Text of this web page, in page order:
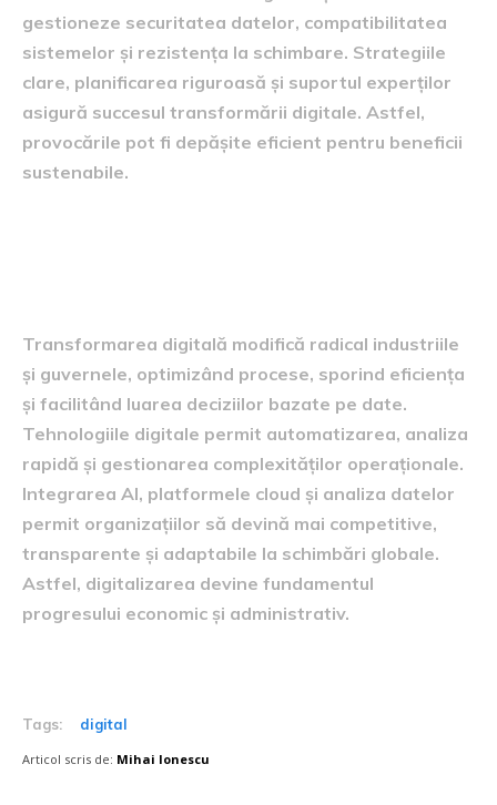
gestioneze securitatea datelor, compatibilitatea
sistemelor și rezistența la schimbare. Strategiile
clare, planificarea riguroasă și suportul experților
asigură succesul transformării digitale. Astfel,
provocările pot fi depășite eficient pentru beneficii
sustenabile.
Transformarea digitală modifică radical industriile
și guvernele, optimizând procese, sporind eficiența
și facilitând luarea deciziilor bazate pe date.
Tehnologiile digitale permit automatizarea, analiza
rapidă și gestionarea complexităților operaționale.
Integrarea AI, platformele cloud și analiza datelor
permit organizațiilor să devină mai competitive,
transparente și adaptabile la schimbări globale.
Astfel, digitalizarea devine fundamentul
progresului economic și administrativ.
Tags: digital
Articol scris de: Mihai Ionescu